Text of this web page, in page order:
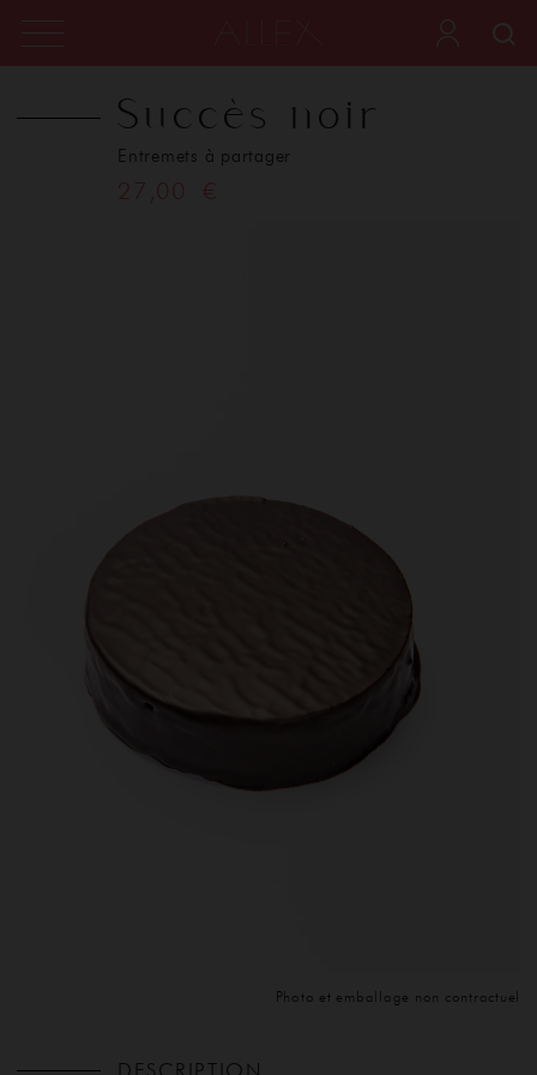
Succès noir
Entremets à partager
Photo et emballage non contractuel